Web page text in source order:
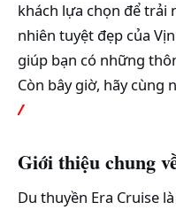
khách lựa chọn để trải
nhiên tuyệt đẹp của
giúp bạn có những
Còn bây giờ, hãy cùng
/
Giới thiệu chung
Du thuyền Era Cruise